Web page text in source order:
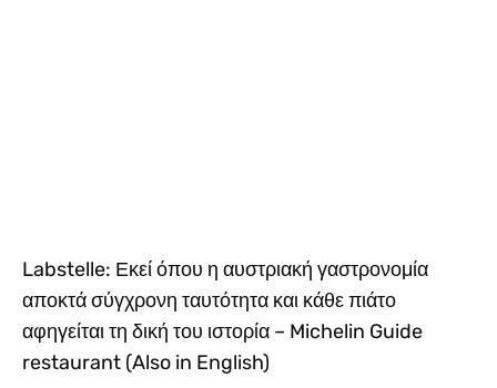
Labstelle: Εκεί όπου η αυστριακή γαστρονομία
αποκτά σύγχρονη ταυτότητα και κάθε πιάτο
αφηγείται τη δική του ιστορία – Michelin Guide
restaurant (Also in English)